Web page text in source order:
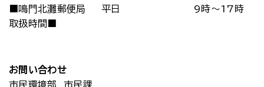
■鳴門北灘郵便局
取扱時間■
平日 9時～17時
お問い合わせ
市民環境部 市民課